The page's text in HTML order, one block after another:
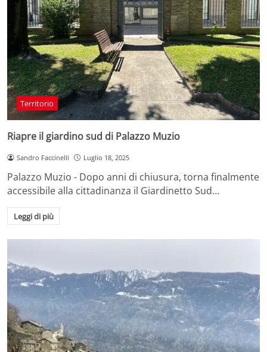
Territorio
Riapre il giardino sud di Palazzo Muzio
Sandro Faccinelli Luglio 18, 2025
Palazzo Muzio - Dopo anni di chiusura, torna finalmente
accessibile alla cittadinanza il Giardinetto Sud…
Leggi di più